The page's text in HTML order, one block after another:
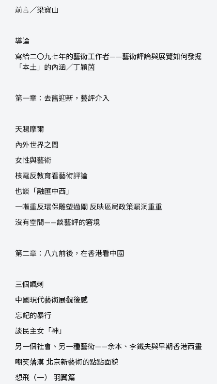
前言／梁寶山
導論
寫給二〇九七年的藝術工作者——藝術評論與展覽如何發掘
「本土」的內涵／丁穎茵
第一章：去舊迎新，藝評介入
天賜摩爾
內外世界之間
女性與藝術
核電反教育看藝術評論
也談「融匯中西」
一噸重反環保雕塑過關 反映區局政策漏洞重重
沒有空間——談藝評的窘境
第二章：八九前後，在香港看中國
三個諷刺
中國現代藝術展觀後感
忘記的暴行
談民主女「神」
另一個社會、另一種藝術——余本、李鐵夫與早期香港西畫
嘲笑落漠 北京新藝術的點點面貌
想飛（一） 羽翼篇